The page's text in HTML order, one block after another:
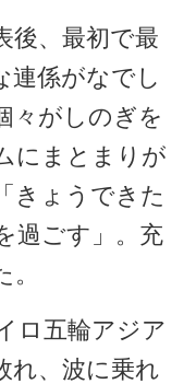
後、最初で最
連係がなでし
々がしのぎを
にまとまりが
きょうできた
過ごす」。充
ロ五輪アジア
れ、波に乗れ